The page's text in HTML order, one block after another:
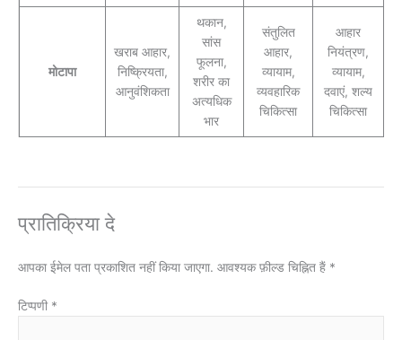
मोटापा
खराब आहार,
निष्क्रियता,
आनुवंशिकता
थकान,
सांस
फूलना,
शरीर का
अत्यधिक
भार
संतुलित
आहार,
व्यायाम,
व्यवहारिक
चिकित्सा
आहार
नियंत्रण,
व्यायाम,
दवाएं, शल्य
चिकित्सा
प्रातिक्रिया दे
आपका ईमेल पता प्रकाशित नहीं किया जाएगा. आवश्यक फ़ील्ड चिह्नित हैं *
टिप्पणी *